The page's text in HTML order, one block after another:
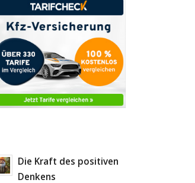
Die Kraft des positiven
Denkens